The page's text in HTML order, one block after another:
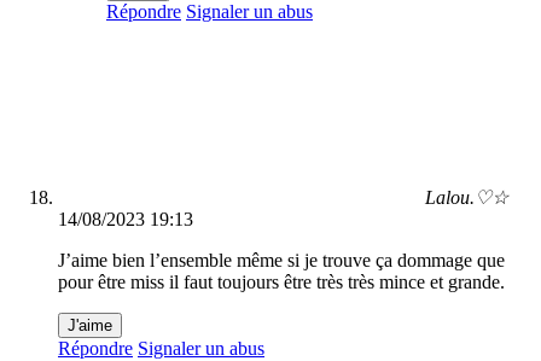
Répondre Signaler un abus
Lalou.♡☆
14/08/2023 19:13
J’aime bien l’ensemble même si je trouve ça dommage que
pour être miss il faut toujours être très très mince et grande.
J'aime
Répondre Signaler un abus